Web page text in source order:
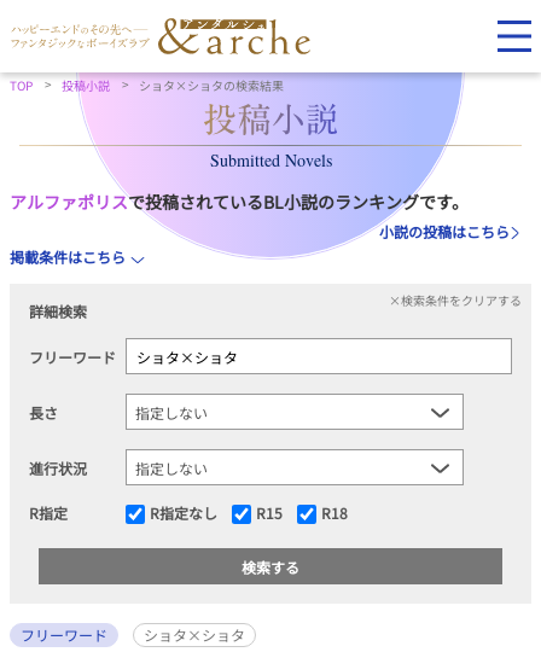
TOP 投稿小説 ショタ×ショタの検索結果
Submitted Novels
アルファポリスで投稿されているBL小説のランキングです。
小説の投稿はこちら
掲載条件はこちら
詳細検索
×検索条件をクリアする
フリーワード
長さ
進行状況
R指定 R指定なし R15 R18
フリーワード
ショタ×ショタ